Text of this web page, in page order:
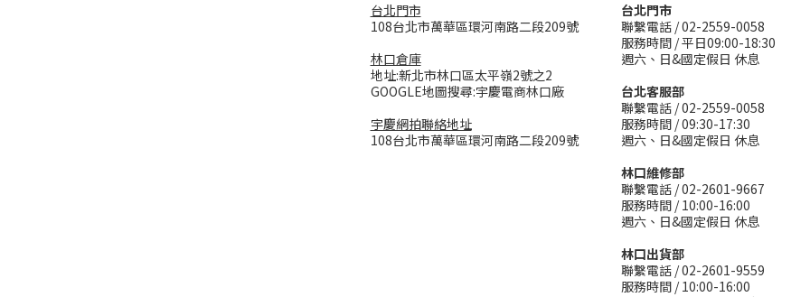
台北門市
108台北市萬華區環河南路二段209號
林口倉庫
地址:新北市林口區太平嶺2號之2
GOOGLE地圖搜尋:宇慶電商林口廠
宇慶網拍聯絡地址
108台北市萬華區環河南路二段209號
台北門市
聯繫電話 / 02-2559-0058
服務時間 / 平日09:00-18:30
週六、日&國定假日 休息
台北客服部
聯繫電話 / 02-2559-0058
服務時間 / 09:30-17:30
週六、日&國定假日 休息
林口維修部
聯繫電話 / 02-2601-9667
服務時間 / 10:00-16:00
週六、日&國定假日 休息
林口出貨部
聯繫電話 / 02-2601-9559
服務時間 / 10:00-16:00